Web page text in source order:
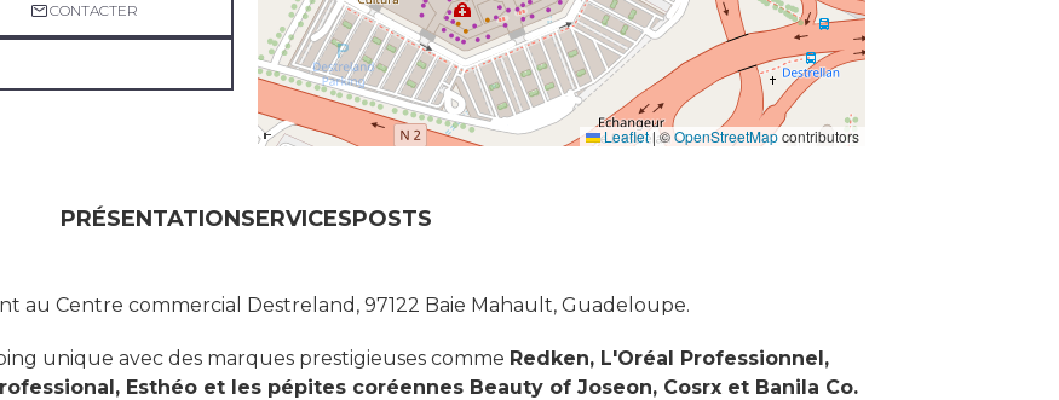
CONTACTER
Leaflet |©OpenStreetMapcontributors
PRÉSENTATIONSERVICESPOSTS
au Centre commercial Destreland, 97122 Baie Mahault, Guadeloupe.
unique avec des marques prestigieuses comme Redken, L'Oréal Professionnel,
Esthéo et les pépites coréennes Beauty of Joseon, Cosrx et Banila Co.